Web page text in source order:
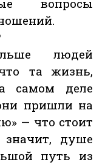
вопросы
людей
та жизнь,
самом деле
пришли на
— что стоит
значит, душе
путь из